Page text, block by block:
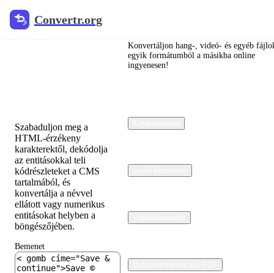
Convertr.org
HTML
Szabaduljon meg a
HTML-érzékeny
karakterektől, dekódolja
az entitásokkal teli
kódrészleteket a CMS
tartalmából, és
konvertálja a névvel
ellátott vagy numerikus
entitásokat helyben a
böngészőjében.
Bemenet
Konvertáljon hang-, videó- és egyéb
egyik formátumból a másikba online
ingyenesen!